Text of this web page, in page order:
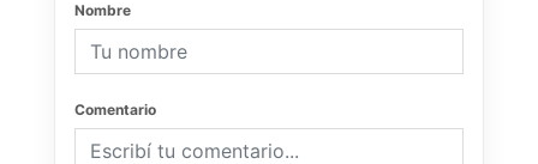
Nombre
Comentario